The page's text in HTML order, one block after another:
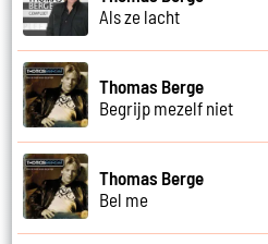
Als ze lacht
Thomas Berge
Begrijp mezelf niet
Thomas Berge
Bel me